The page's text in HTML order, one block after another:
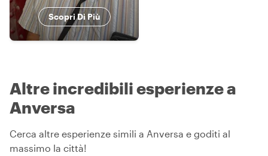
Scopri Di Più
Altre incredibili esperienze a
Anversa
Cerca altre esperienze simili a Anversa e goditi al
massimo la città!